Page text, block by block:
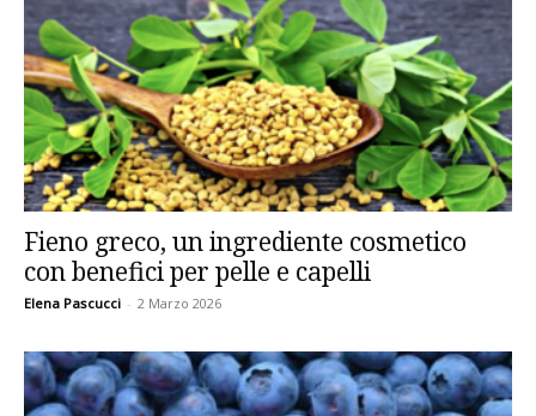
Fieno greco, un ingrediente cosmetico
con benefici per pelle e capelli
Elena Pascucci - 2 Marzo 2026